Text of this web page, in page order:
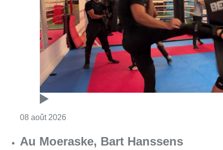
08 août 2026
Au Moeraske, Bart Hanssens